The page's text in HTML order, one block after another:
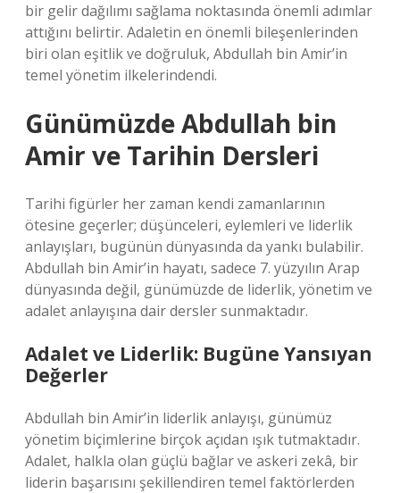
bir gelir dağılımı sağlama noktasında önemli adımlar
attığını belirtir. Adaletin en önemli bileşenlerinden
biri olan eşitlik ve doğruluk, Abdullah bin Amir’in
temel yönetim ilkelerindendi.
Günümüzde Abdullah bin
Amir ve Tarihin Dersleri
Tarihi figürler her zaman kendi zamanlarının
ötesine geçerler; düşünceleri, eylemleri ve liderlik
anlayışları, bugünün dünyasında da yankı bulabilir.
Abdullah bin Amir’in hayatı, sadece 7. yüzyılın Arap
dünyasında değil, günümüzde de liderlik, yönetim ve
adalet anlayışına dair dersler sunmaktadır.
Adalet ve Liderlik: Bugüne Yansıyan
Değerler
Abdullah bin Amir’in liderlik anlayışı, günümüz
yönetim biçimlerine birçok açıdan ışık tutmaktadır.
Adalet, halkla olan güçlü bağlar ve askeri zekâ, bir
liderin başarısını şekillendiren temel faktörlerden